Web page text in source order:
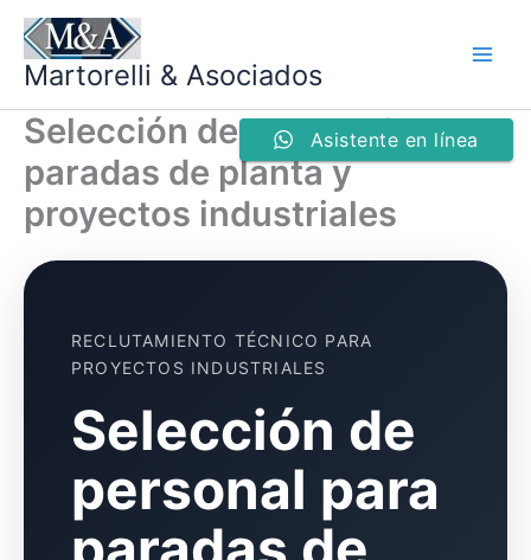
contenido
Martorelli & Asociados
Selección de personal para
paradas de planta y
proyectos industriales
RECLUTAMIENTO TÉCNICO PARA
PROYECTOS INDUSTRIALES
Selección de
personal para
Asistente en línea